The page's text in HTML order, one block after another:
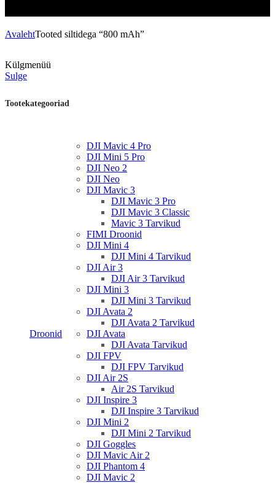
AvalehtTooted siltidega “800 mAh”
Külgmenüü
Sulge
Tootekategooriad
Droonid
DJI Mavic 4 Pro
DJI Mini 5 Pro
DJI Neo 2
DJI Neo
DJI Mavic 3
DJI Mavic 3 Pro
DJI Mavic 3 Classic
Mavic 3 Tarvikud
FIMI Droonid
DJI Mini 4
DJI Mini 4 Tarvikud
DJI Air 3
DJI Air 3 Tarvikud
DJI Mini 3
DJI Mini 3 Tarvikud
DJI Avata 2
DJI Avata 2 Tarvikud
DJI Avata
DJI Avata Tarvikud
DJI FPV
DJI FPV Tarvikud
DJI Air 2S
Air 2S Tarvikud
DJI Inspire 3
DJI Inspire 3 Tarvikud
DJI Mini 2
DJI Mini 2 Tarvikud
DJI Goggles
DJI Mavic Air 2
DJI Phantom 4
DJI Mavic 2